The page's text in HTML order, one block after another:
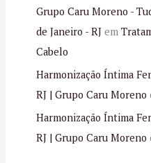
Grupo Caru Moreno -
de Janeiro - RJem
Cabelo
Harmonização Íntima
RJ | Grupo Caru Moreno
Harmonização Íntima
RJ | Grupo Caru Moreno